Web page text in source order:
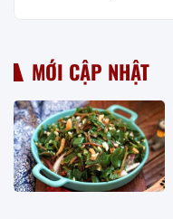
MỚI CẬP NHẬT